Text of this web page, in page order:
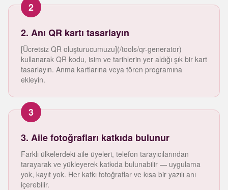
2
2. Anı QR kartı tasarlayın
[Ücretsiz QR oluşturucumuzu](/tools/qr-generator)
kullanarak QR kodu, isim ve tarihlerin yer aldığı şık bir kart
tasarlayın. Anma kartlarına veya tören programına
ekleyin.
3
3. Aile fotoğrafları katkıda bulunur
Farklı ülkelerdeki aile üyeleri, telefon tarayıcılarından
tarayarak ve yükleyerek katkıda bulunabilir — uygulama
yok, kayıt yok. Her katkı fotoğraflar ve kısa bir yazılı anı
içerebilir.